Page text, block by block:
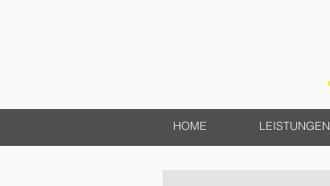
HOME LEISTUNGEN